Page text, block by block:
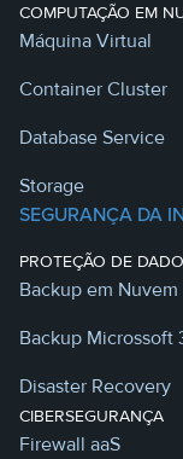
COMPUTAÇÃO EM
Máquina Virtual
Container Cluster
Database Service
Storage
SEGURANÇA DA
PROTEÇÃO DE
Backup em Nuvem
Backup Microssoft
Disaster Recovery
CIBERSEGURANÇA
Firewall aaS